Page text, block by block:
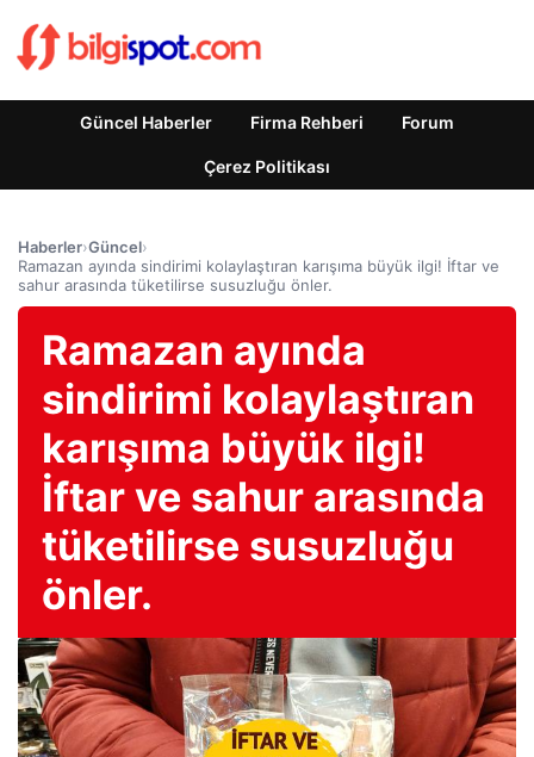
Güncel Haberler Firma Rehberi Forum
Çerez Politikası
Haberler›Güncel›
Ramazan ayında sindirimi kolaylaştıran karışıma büyük ilgi! İftar ve
sahur arasında tüketilirse susuzluğu önler.
Ramazan ayında
sindirimi kolaylaştıran
karışıma büyük ilgi!
İftar ve sahur arasında
tüketilirse susuzluğu
önler.